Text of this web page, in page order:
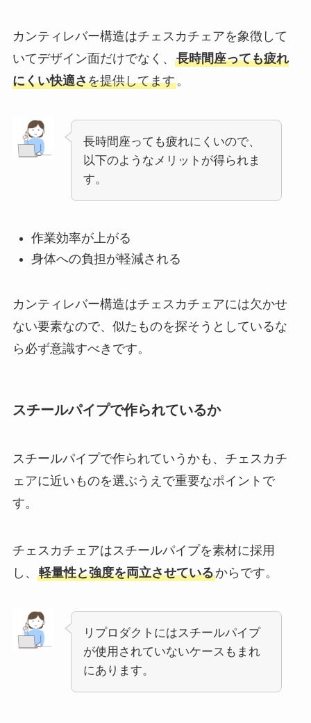
カンティレバー構造はチェスカチェアを象徴して
いてデザイン面だけでなく、 長時間座っても疲れ
にくい快適さを提供してます。
長時間座っても疲れにくいので、
以下のようなメリットが得られま
す。
作業効率が上がる
身体への負担が軽減される
カンティレバー構造はチェスカチェアには欠かせ
ない要素なので、似たものを探そうとしているな
ら必ず意識すべきです。
スチールパイプで作られているか
スチールパイプで作られていうかも、チェスカチ
ェアに近いものを選ぶうえで重要なポイントで
す。
チェスカチェアはスチールパイプを素材に採用
し、 軽量性と強度を両立させているから です。
リプロダクトにはスチールパイプ
が使用されていないケースもまれ
にあります。